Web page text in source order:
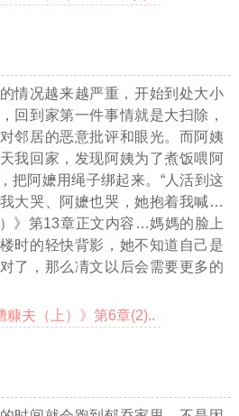
的情况越来越严重，开始到处大小
回到家第一件事情就是大扫除，
邻居的恶意批评和眼光。而阿姨
我回家，发现阿姨为了煮饭喂阿
把阿嬷用绳子绑起来。“人活到这
大哭、阿嬷也哭，她抱着我喊…
》第13章正文内容…媽媽的脸上
时的轻快背影，她不知道自己是
了，那么凊文以后会需要更多的
糠夫（上）》第6章(2)..